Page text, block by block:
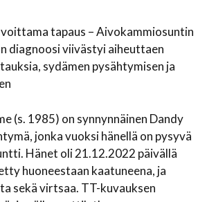
tapaus – Aivokammiosuntin
diagnoosi viivästyi aiheuttaen
sydämen pysähtymisen ja
(s. 1985) on synnynnäinen Dandy
jonka vuoksi hänellä on pysyvä
Hänet oli 21.12.2022 päivällä
huoneestaan kaatuneena, ja
sekä virtsaa. TT-kuvauksen